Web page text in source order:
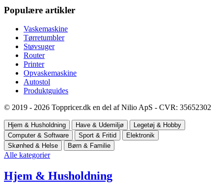
Populære artikler
Vaskemaskine
Tørretumbler
Støvsuger
Router
Printer
Opvaskemaskine
Autostol
Produktguides
© 2019 - 2026 Toppricer.dk en del af Nilio ApS - CVR: 35652302
Hjem & Husholdning Have & Udemiljø
Legetøj & Hobby
Computer & Software
Sport & Fritid
Elektronik
Skønhed & Helse
Børn & Familie
Alle kategorier
Hjem & Husholdning